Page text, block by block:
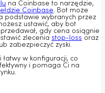
na Coinbase to narzędzie,
Coinbase. Bot może
podstawie wybranych przez
ustawić, aby bot
gdy cena osiągnie
zlecenia stop-loss oraz
zabezpieczyć zyski.
łatwy w konfiguracji, co
i pomaga Ci na